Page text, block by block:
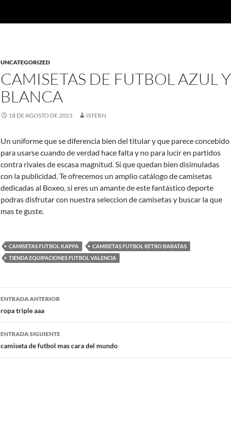
UNCATEGORIZED
CAMISETAS DE FUTBOL AZUL Y
BLANCA
18 DE AGOSTO DE 2023 ISTERN
Un uniforme que se diferencia bien del titular y que parece concebido
para usarse cuando de verdad hace falta y no para lucir en partidos
contra rivales de escasa magnitud. Sí que quedan bien disimuladas
con la publicidad. Te ofrecemos un amplio catálogo de camisetas
dedicadas al Boxeo, si eres un amante de este fantástico deporte
podras disfrutar con nuestra seleccion de camisetas y buscar la que
mas te guste.
CAMISETAS FUTBOL KAPPA
CAMISETAS FUTBOL RETRO BARATAS
TIENDA EQUIPACIONES FUTBOL VALENCIA
Navegación
de
entradas
ENTRADA ANTERIOR
ropa triple aaa
ENTRADA SIGUIENTE
camiseta de futbol mas cara del mundo